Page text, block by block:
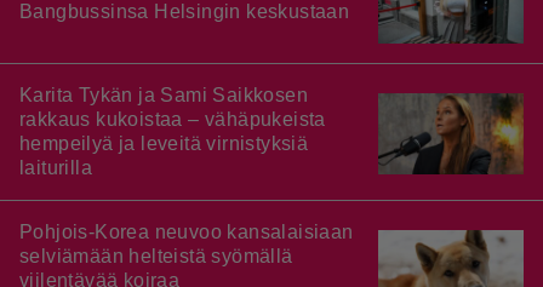
Bangbussinsa Helsingin keskustaan
Karita Tykän ja Sami Saikkosen
rakkaus kukoistaa – vähäpukeista
hempeilyä ja leveitä virnistyksiä
laiturilla
Pohjois-Korea neuvoo kansalaisiaan
selviämään helteistä syömällä
viilentävää koiraa